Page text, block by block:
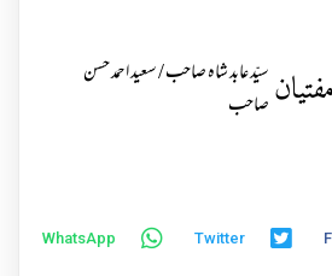
مفتیان سیّد عابد شاہ صاحب / سعید احمد حسن
صاحب
Twitter
WhatsApp